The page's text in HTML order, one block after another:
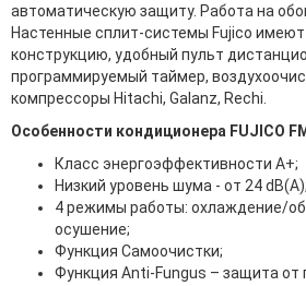
автоматическую защиту. Работа на
Настенные сплит-системы Fujico
конструкцию, удобный пульт
программируемый таймер,
компрессоры Hitachi, Galanz, Rechi.
Особенности кондиционера FUJICO
Класс энергоэффективности А+;
Низкий уровень шума - от 24 dB(A);
4 режимы работы: охлаждение/
осушение;
Функция Самоочистки;
Функция Anti-Fungus – защита от